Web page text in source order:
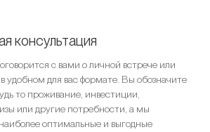
заявку
заявку
консультация
с вами о личной встрече или
удобном для вас формате. Вы обозначите
то проживание, инвестиции,
или другие потребности, а мы
оптимальные и выгодные